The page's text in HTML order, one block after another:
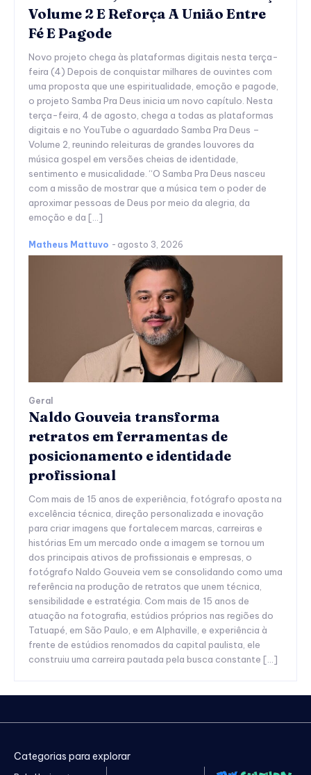
Volume 2 E Reforça A União Entre
Fé E Pagode
Novo projeto chega às plataformas digitais nesta terça-
feira (4) Depois de conquistar milhares de ouvintes com
uma proposta que une espiritualidade, emoção e pagode,
o projeto Samba Pra Deus inicia um novo capítulo. Nesta
terça-feira, 4 de agosto, chega a todas as plataformas
digitais e no YouTube o aguardado Samba Pra Deus –
Volume 2, reunindo releituras de grandes louvores da
música gospel em versões cheias de identidade,
sentimento e musicalidade. “O Samba Pra Deus nasceu
com a missão de mostrar que a música tem o poder de
aproximar pessoas de Deus por meio da alegria, da
emoção e da […]
Matheus Mattuvo - agosto 3, 2026
Geral
Naldo Gouveia transforma
retratos em ferramentas de
posicionamento e identidade
profissional
Com mais de 15 anos de experiência, fotógrafo aposta na
excelência técnica, direção personalizada e inovação
para criar imagens que fortalecem marcas, carreiras e
histórias Em um mercado onde a imagem se tornou um
dos principais ativos de profissionais e empresas, o
fotógrafo Naldo Gouveia vem se consolidando como uma
referência na produção de retratos que unem técnica,
sensibilidade e estratégia. Com mais de 15 anos de
atuação na fotografia, estúdios próprios nas regiões do
Tatuapé, em São Paulo, e em Alphaville, e experiência à
frente de estúdios renomados da capital paulista, ele
construiu uma carreira pautada pela busca constante […]
Categorias para explorar